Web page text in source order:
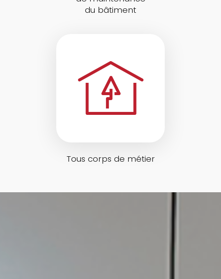
du bâtiment
Tous corps de métier